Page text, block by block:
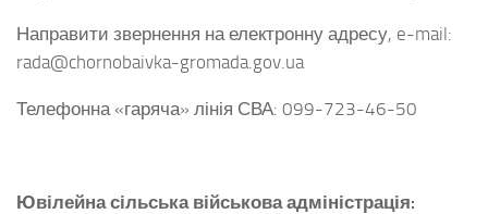
Направити звернення на електронну адресу, e-mail:
rada@chornobaivka-gromada.gov.ua
Телефонна «гаряча» лінія СВА: 099-723-46-50
Ювілейна сільська військова адміністрація: